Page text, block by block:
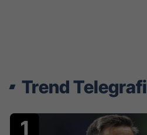
Trend Telegrafi